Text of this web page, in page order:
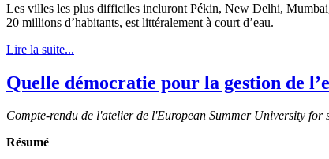
Les villes les plus difficiles incluront Pékin, New Delhi,
20 millions d’habitants, est littéralement à court d’eau.
Lire la suite...
Quelle démocratie pour la gestion de
Compte-rendu de l'atelier de l'European Summer University
Résumé